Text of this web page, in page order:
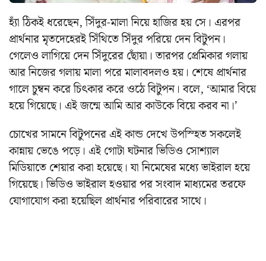
হ্যাঁ ঠিকই ধরেছেন, সিঁদুর-মালা নিয়ে হাজির হয় সে। এরপর
প্রার্থনার মৃতদেহেরই সিঁথিতে সিঁদুর পরিয়ে দেন বিটুপন।
গেলেও লাগিয়ে দেন সিঁদুরের ছোঁয়া। তারপর প্রেমিকার গলায়
আর নিজের গলায় মালা পরে মালাবদলও হয়। শেষে প্রার্থনার
গালে চুম্বন করে চিৎকার করে ওঠে বিটুপন। বলে, ‘আমার বিয়ে
হয়ে গিয়েছে। এই জন্মে আমি আর কাউকে বিয়ে করব না।’
চোখের সামনে বিটুপনের এই কান্ড দেখে উপস্হিত সকলেই
কান্নায় ভেঙে পড়ে। এই গোটা ঘটনার ভিডিও সোশ্যাল
মিডিয়াতে শেয়ার করা হয়েছে। যা নিমেষের মধ্যে ভাইরাল হয়ে
গিয়েছে। ভিডিও ভাইরাল হওয়ার পর সংবাদ মাধ্যমের তরফে
যোগাযোগ করা হয়েছিল প্রার্থনার পরিবারের সাথে।